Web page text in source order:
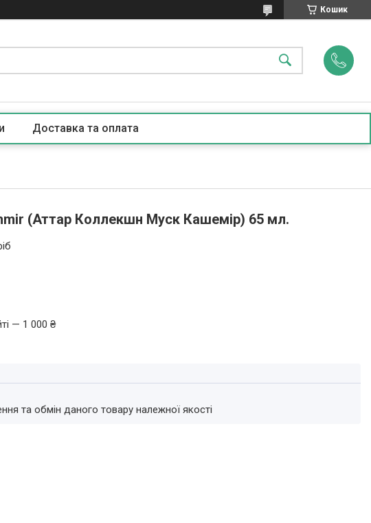
Кошик
Доставка та оплата
(Аттар Коллекшн Муск Кашемір) 65 мл.
— 1 000 ₴
та обмін даного товару належної якості